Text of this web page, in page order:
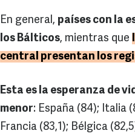
En general, países con la
los Bálticos, mientras que
central presentan los
Esta es la esperanza de
menor: España (84); Italia
Francia (83,1); Bélgica